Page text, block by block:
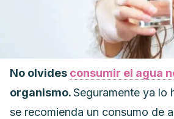
No olvides consumir el agua
organismo.Seguramente ya lo
se recomienda un consumo de